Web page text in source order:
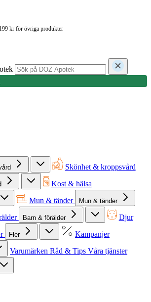
kr för övriga produkter
Skönhet & kroppsvård
Kost & hälsa
Mun & tänder Mun & tänder
Barn & förälder Djur
Fler Kampanjer
Varumärken Råd & Tips Våra tjänster